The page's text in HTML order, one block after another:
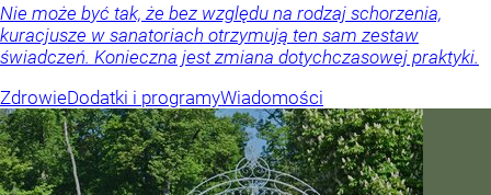
Nie może być tak, że bez względu na rodzaj schorzenia,
kuracjusze w sanatoriach otrzymują ten sam zestaw
świadczeń. Konieczna jest zmiana dotychczasowej praktyki.
ZdrowieDodatki i programyWiadomości